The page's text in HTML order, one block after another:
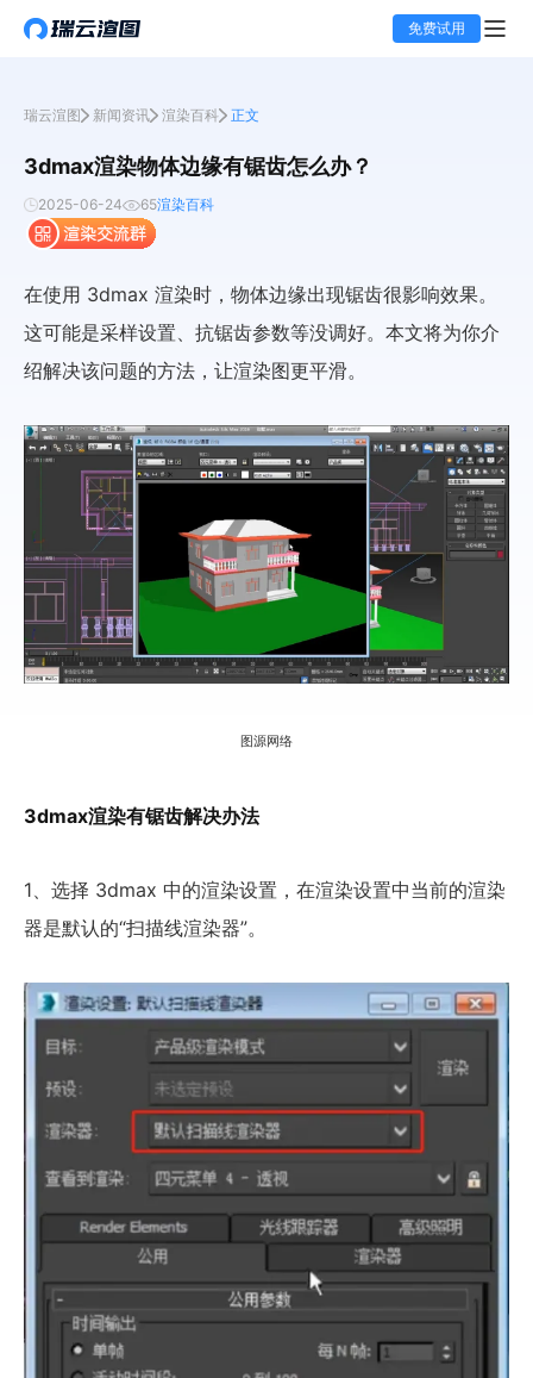
免费试用
瑞云渲图 新闻资讯 渲染百科 正文
3dmax渲染物体边缘有锯齿怎么办？
2025-06-24 65渲染百科
在使用 3dmax 渲染时，物体边缘出现锯齿很影响效果。
这可能是采样设置、抗锯齿参数等没调好。本文将为你介
绍解决该问题的方法，让渲染图更平滑。
图源网络
3dmax渲染有锯齿解决办法
1、选择 3dmax 中的渲染设置，在渲染设置中当前的渲染
器是默认的“扫描线渲染器”。